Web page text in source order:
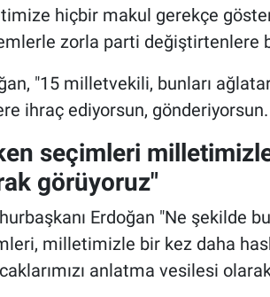
hiçbir makul gerekçe
zorla parti değiştirtenlere
"15 milletvekili, bunları
ihraç ediyorsun,
seçimleri
görüyoruz"
Erdoğan "Ne şekilde
milletimizle bir kez daha
anlatma vesilesi